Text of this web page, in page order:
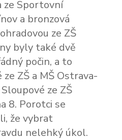
ze Sportovní
a bronzová
ze ZŠ
byly také dvě
počin, a to
ZŠ a MŠ Ostrava-
ze ZŠ
8. Porotci se
že vybrat
nelehký úkol.